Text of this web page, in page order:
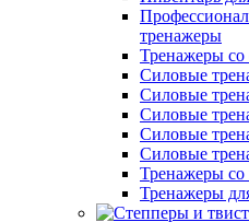
тренажеры
Тренажеры
Силовые
Силовые
Силовые
Силовые
Силовые
Тренажеры со
Тренажеры